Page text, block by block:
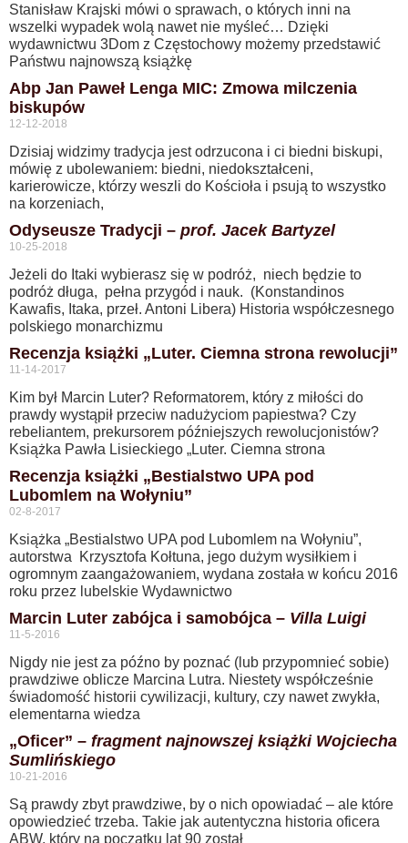
Stanisław Krajski mówi o sprawach, o których inni na
wszelki wypadek wolą nawet nie myśleć… Dzięki
wydawnictwu 3Dom z Częstochowy możemy przedstawić
Państwu najnowszą książkę
Abp Jan Paweł Lenga MIC: Zmowa milczenia
biskupów
12-12-2018
Dzisiaj widzimy tradycja jest odrzucona i ci biedni biskupi,
mówię z ubolewaniem: biedni, niedokształceni,
karierowicze, którzy weszli do Kościoła i psują to wszystko
na korzeniach,
Odyseusze Tradycji – prof. Jacek Bartyzel
10-25-2018
Jeżeli do Itaki wybierasz się w podróż, niech będzie to
podróż długa, pełna przygód i nauk. (Konstandinos
Kawafis, Itaka, przeł. Antoni Libera) Historia współczesnego
polskiego monarchizmu
Recenzja książki „Luter. Ciemna strona rewolucji”
11-14-2017
Kim był Marcin Luter? Reformatorem, który z miłości do
prawdy wystąpił przeciw nadużyciom papiestwa? Czy
rebeliantem, prekursorem późniejszych rewolucjonistów?
Książka Pawła Lisieckiego „Luter. Ciemna strona
Recenzja książki „Bestialstwo UPA pod
Lubomlem na Wołyniu”
02-8-2017
Książka „Bestialstwo UPA pod Lubomlem na Wołyniu”,
autorstwa Krzysztofa Kołtuna, jego dużym wysiłkiem i
ogromnym zaangażowaniem, wydana została w końcu 2016
roku przez lubelskie Wydawnictwo
Marcin Luter zabójca i samobójca – Villa Luigi
11-5-2016
Nigdy nie jest za późno by poznać (lub przypomnieć sobie)
prawdziwe oblicze Marcina Lutra. Niestety współcześnie
świadomość historii cywilizacji, kultury, czy nawet zwykła,
elementarna wiedza
„Oficer” – fragment najnowszej książki Wojciecha
Sumlińskiego
10-21-2016
Są prawdy zbyt prawdziwe, by o nich opowiadać – ale które
opowiedzieć trzeba. Takie jak autentyczna historia oficera
ABW, który na początku lat 90 został